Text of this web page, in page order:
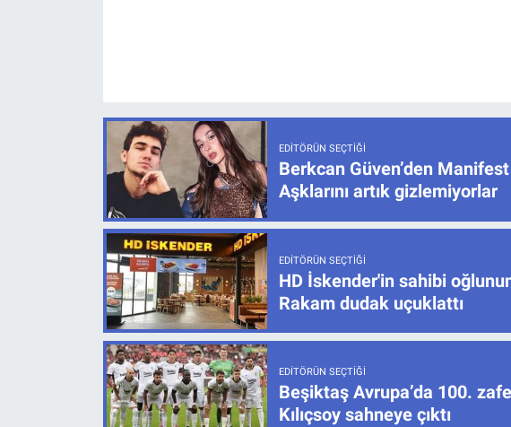
EDITÖRÜN SEÇTIĞI
Berkcan Güven’den
Aşklarını artık gizlemiyorlar
EDITÖRÜN SEÇTIĞI
HD İskender'in sahibi
Rakam dudak uçuklattı
EDITÖRÜN SEÇTIĞI
Beşiktaş Avrupa’da 100.
Kılıçsoy sahneye çıktı